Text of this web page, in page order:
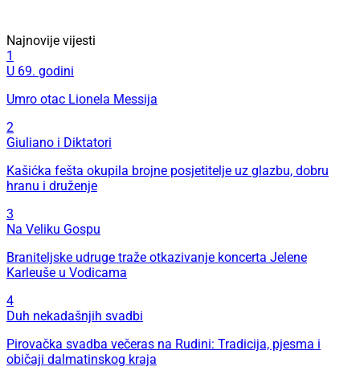
Najnovije vijesti
1
U 69. godini
Umro otac Lionela Messija
2
Giuliano i Diktatori
Kašićka fešta okupila brojne posjetitelje uz glazbu, dobru
hranu i druženje
3
Na Veliku Gospu
Braniteljske udruge traže otkazivanje koncerta Jelene
Karleuše u Vodicama
4
Duh nekadašnjih svadbi
Pirovačka svadba večeras na Rudini: Tradicija, pjesma i
običaji dalmatinskog kraja